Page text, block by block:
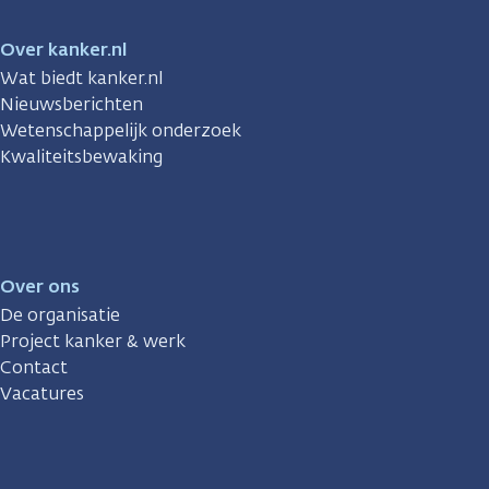
Over kanker.nl
Wat biedt kanker.nl
Nieuwsberichten
Wetenschappelijk onderzoek
Kwaliteitsbewaking
Over ons
De organisatie
Project kanker & werk
Contact
Vacatures